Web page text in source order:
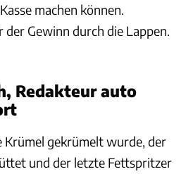
machen können.
Gewinn durch die Lappen.
Redakteur auto
gekrümelt wurde, der
und der letzte Fettspritzer